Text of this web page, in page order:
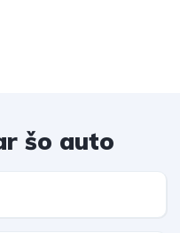
šo auto